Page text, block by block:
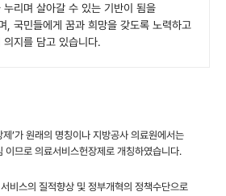
리며 살아갈 수 있는 기반이 됨을
, 국민들에게 꿈과 희망을 갖도록 노력하고
지를 담고 있습니다.
’가 원래의 명칭이나 지방공사 의료원에서는
이므로 의료서비스헌장제로 개칭하였습니다.
비스의 질적향상 및 정부개혁의 정책수단으로